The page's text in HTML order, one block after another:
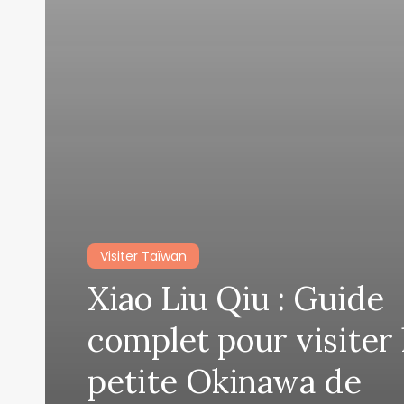
Visiter Taïwan
Xiao Liu Qiu : Guide
complet pour visiter
petite Okinawa de